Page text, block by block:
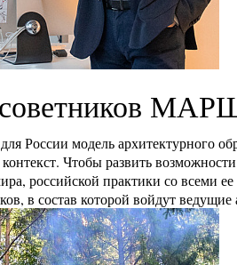
России модель архитектурного
Чтобы развить
российской практики со всеми
в состав которой войдут